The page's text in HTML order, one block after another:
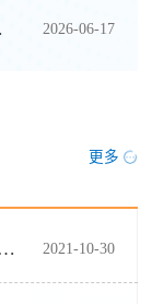
2026-06-17
更多
2021-10-30